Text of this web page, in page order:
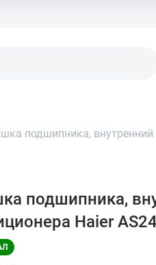
подшипника,
подшипника,
Haier